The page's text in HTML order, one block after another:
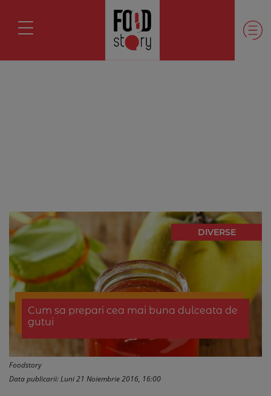
DIVERSE
Cum sa prepari cea mai buna dulceata de
gutui
Foodstory
Data publicarii: Luni 21 Noiembrie 2016, 16:00